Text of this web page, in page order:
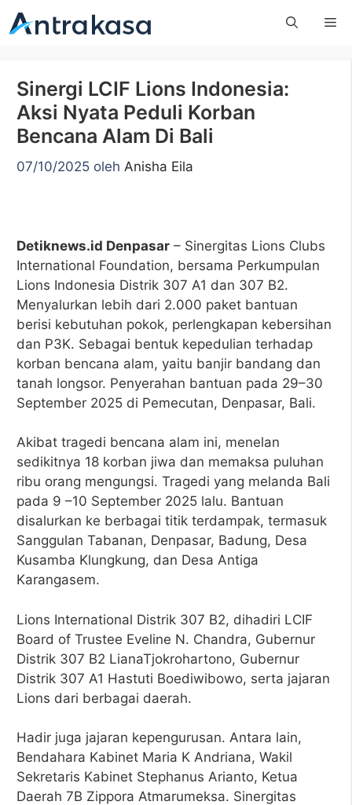
Langsung
ke
Sinergi LCIF Lions Indonesia:
Aksi Nyata Peduli Korban
Bencana Alam Di Bali
07/10/2025 oleh Anisha Eila
Detiknews.id Denpasar – Sinergitas Lions Clubs
International Foundation, bersama Perkumpulan
Lions Indonesia Distrik 307 A1 dan 307 B2.
Menyalurkan lebih dari 2.000 paket bantuan
berisi kebutuhan pokok, perlengkapan kebersihan
dan P3K. Sebagai bentuk kepedulian terhadap
korban bencana alam, yaitu banjir bandang dan
tanah longsor. Penyerahan bantuan pada 29–30
September 2025 di Pemecutan, Denpasar, Bali.
Akibat tragedi bencana alam ini, menelan
sedikitnya 18 korban jiwa dan memaksa puluhan
ribu orang mengungsi. Tragedi yang melanda Bali
pada 9 –10 September 2025 lalu. Bantuan
disalurkan ke berbagai titik terdampak, termasuk
Sanggulan Tabanan, Denpasar, Badung, Desa
Kusamba Klungkung, dan Desa Antiga
Karangasem.
Lions International Distrik 307 B2, dihadiri LCIF
Board of Trustee Eveline N. Chandra, Gubernur
Distrik 307 B2 LianaTjokrohartono, Gubernur
Distrik 307 A1 Hastuti Boediwibowo, serta jajaran
Lions dari berbagai daerah.
Hadir juga jajaran kepengurusan. Antara lain,
Bendahara Kabinet Maria K Andriana, Wakil
Sekretaris Kabinet Stephanus Arianto, Ketua
Daerah 7B Zippora Atmarumeksa. Sinergitas